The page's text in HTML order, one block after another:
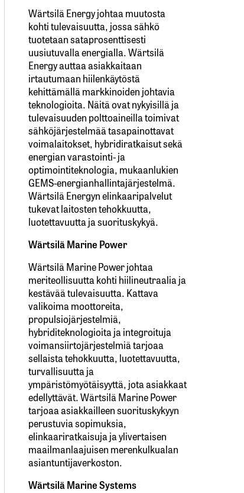
Wärtsilä Energy johtaa muutosta
kohti tulevaisuutta, jossa sähkö
tuotetaan sataprosenttisesti
uusiutuvalla energialla. Wärtsilä
Energy auttaa asiakkaitaan
irtautumaan hiilenkäytöstä
kehittämällä markkinoiden johtavia
teknologioita. Näitä ovat nykyisillä ja
tulevaisuuden polttoaineilla toimivat
sähköjärjestelmää tasapainottavat
voimalaitokset, hybridiratkaisut sekä
energian varastointi- ja
optimointiteknologia, mukaanlukien
GEMS-energianhallintajärjestelmä.
Wärtsilä Energyn elinkaaripalvelut
tukevat laitosten tehokkuutta,
luotettavuutta ja suorituskykyä.
Wärtsilä Marine Power
Wärtsilä Marine Power johtaa
meriteollisuutta kohti hiilineutraalia ja
kestävää tulevaisuutta. Kattava
valikoima moottoreita,
propulsiojärjestelmiä,
hybriditeknologioita ja integroituja
voimansiirtojärjestelmiä tarjoaa
sellaista tehokkuutta, luotettavuutta,
turvallisuutta ja
ympäristömyötäisyyttä, jota asiakkaat
edellyttävät. Wärtsilä Marine Power
tarjoaa asiakkailleen suorituskykyyn
perustuvia sopimuksia,
elinkaariratkaisuja ja ylivertaisen
maailmanlaajuisen merenkulkualan
asiantuntijaverkoston.
Wärtsilä Marine Systems